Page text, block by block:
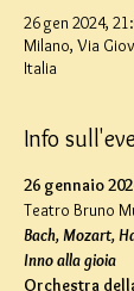
26 gen 2024,
Milano, Via
Italia
Info
26 gennaio
Teatro Bruno
Bach, Mozart,
Inno alla gioia
Orchestra